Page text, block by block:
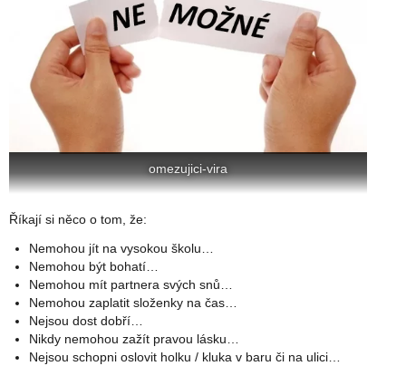
omezujici-vira
Říkají si něco o tom, že:
Nemohou jít na vysokou školu…
Nemohou být bohatí…
Nemohou mít partnera svých snů…
Nemohou zaplatit složenky na čas…
Nejsou dost dobří…
Nikdy nemohou zažít pravou lásku…
Nejsou schopni oslovit holku / kluka v baru či na ulici…